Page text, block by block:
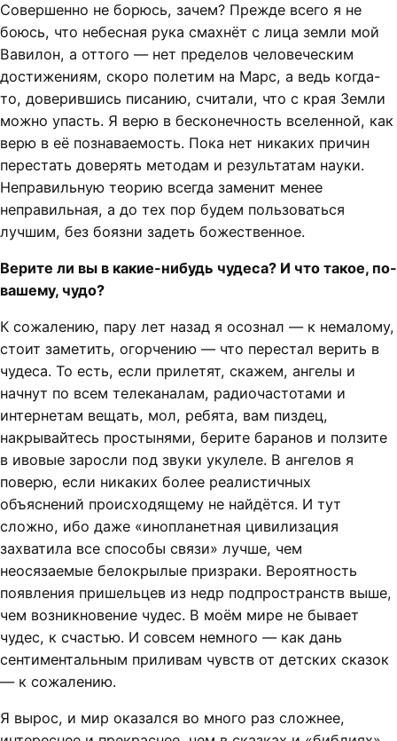
Совершенно не борюсь, зачем? Прежде всего я не
боюсь, что небесная рука смахнёт с лица земли мой
Вавилон, а оттого — нет пределов человеческим
достижениям, скоро полетим на Марс, а ведь когда-
то, доверившись писанию, считали, что с края Земли
можно упасть. Я верю в бесконечность вселенной, как
верю в её познаваемость. Пока нет никаких причин
перестать доверять методам и результатам науки.
Неправильную теорию всегда заменит менее
неправильная, а до тех пор будем пользоваться
лучшим, без боязни задеть божественное.
Верите ли вы в какие-нибудь чудеса? И что такое, по-
вашему, чудо?
К сожалению, пару лет назад я осознал — к немалому,
стоит заметить, огорчению — что перестал верить в
чудеса. То есть, если прилетят, скажем, ангелы и
начнут по всем телеканалам, радиочастотами и
интернетам вещать, мол, ребята, вам пиздец,
накрывайтесь простынями, берите баранов и ползите
в ивовые заросли под звуки укулеле. В ангелов я
поверю, если никаких более реалистичных
объяснений происходящему не найдётся. И тут
сложно, ибо даже «инопланетная цивилизация
захватила все способы связи» лучше, чем
неосязаемые белокрылые призраки. Вероятность
появления пришельцев из недр подпространств выше,
чем возникновение чудес. В моём мире не бывает
чудес, к счастью. И совсем немного — как дань
сентиментальным приливам чувств от детских сказок
— к сожалению.
Я вырос, и мир оказался во много раз сложнее,